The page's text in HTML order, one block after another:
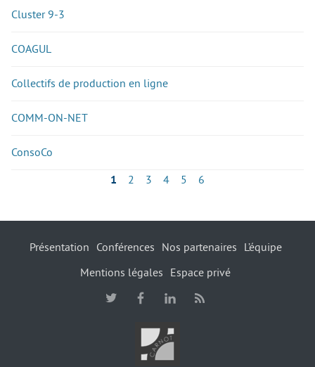
Cluster 9-3
COAGUL
Collectifs de production en ligne
COMM-ON-NET
ConsoCo
1 2 3 4 5 6
Présentation Conférences Nos partenaires
L’équipe
Mentions légales
Espace privé